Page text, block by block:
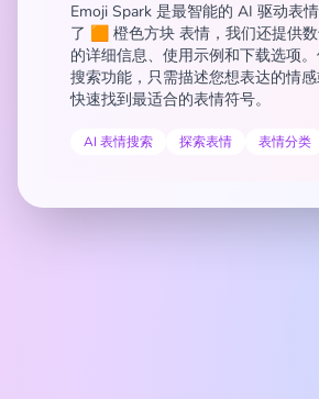
Emoji Spark 是最智能的 AI 驱动表
了 🟧 橙色方块 表情，我们还提供
的详细信息、使用示例和下载选项
搜索功能，只需描述您想表达的情
快速找到最适合的表情符号。
AI 表情搜索 探索表情 表情分类